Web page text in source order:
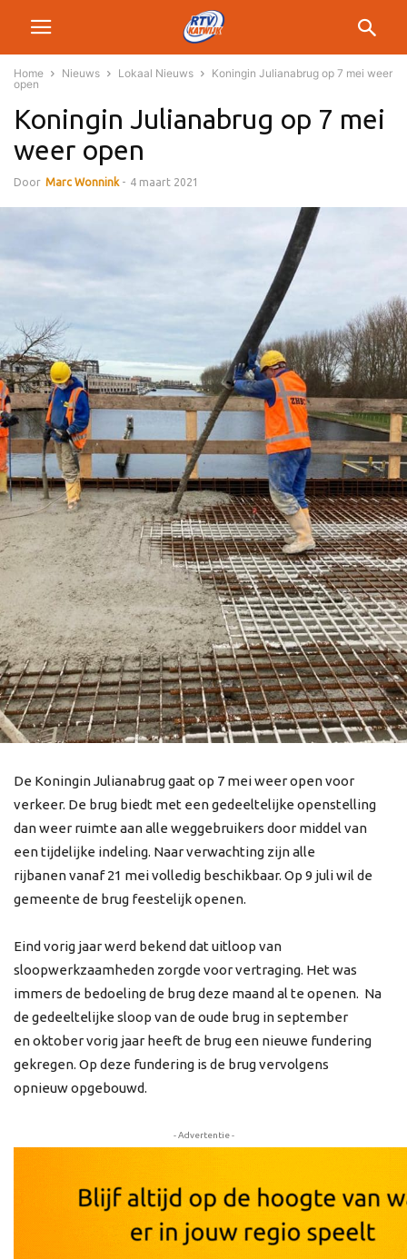
Home Nieuws Lokaal Nieuws
Koningin Julianabrug op 7 mei weer
open
Koningin Julianabrug op 7 mei
weer open
Door Marc Wonnink - 4 maart 2021
De Koningin Julianabrug gaat op 7 mei weer open voor
verkeer. De brug biedt met een gedeeltelijke openstelling
dan weer ruimte aan alle weggebruikers door middel van
een tijdelijke indeling. Naar verwachting zijn alle
rijbanen vanaf 21 mei volledig beschikbaar. Op 9 juli wil de
gemeente de brug feestelijk openen.
Eind vorig jaar werd bekend dat uitloop van
sloopwerkzaamheden zorgde voor vertraging. Het was
immers de bedoeling de brug deze maand al te openen. Na
de gedeeltelijke sloop van de oude brug in september
en oktober vorig jaar heeft de brug een nieuwe fundering
gekregen. Op deze fundering is de brug vervolgens
opnieuw opgebouwd.
- Advertentie -